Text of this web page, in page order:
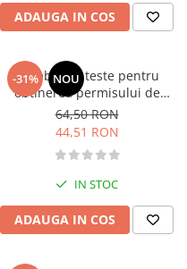
ADAUGA IN COS
-31% NOU
Intrebari si teste pentru
obtinerea permisului de
conducere auto. Categoriile C,
CE + D, DE 2026
64,50 RON
44,51 RON
IN STOC
ADAUGA IN COS